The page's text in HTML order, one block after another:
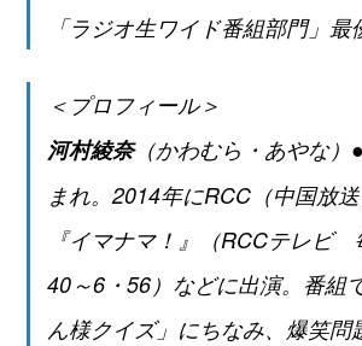
「ラジオ生ワイド番組部門」最
＜プロフィール＞
河村綾奈（かわむら・あやな）
まれ。2014年にRCC（中国放
『イマナマ！』（RCCテレビ
40～6・56）などに出演。番組
ん様クイズ」にちなみ、爆笑問